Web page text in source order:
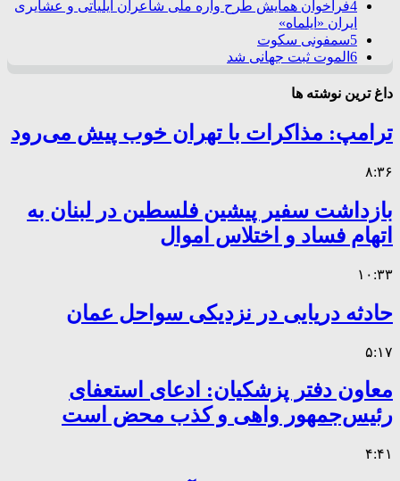
4فراخوان همایش طرح واره ملی شاعران ایلیاتی و عشایری
ایران «ایلماه»
5سمفونی سکوت
6 الموت ثبت جهانی شد
داغ ترین نوشته ها
ترامپ: مذاکرات با تهران خوب پیش می‌رود
۸:۳۶
بازداشت سفیر پیشین فلسطین در لبنان به
اتهام فساد و اختلاس اموال
۱۰:۳۳
حادثه دریایی در نزدیکی سواحل عمان
۵:۱۷
معاون دفتر پزشکیان: ادعای استعفای
رئیس‌جمهور واهی و کذب محض است
۴:۴۱